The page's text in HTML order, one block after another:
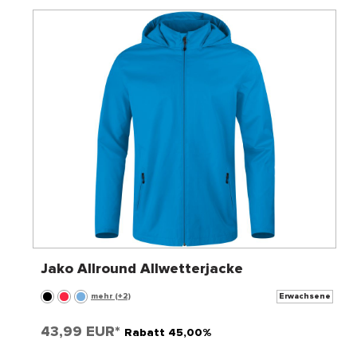
Jako Allround Allwetterjacke
mehr (+2) Erwachsene
43,99 EUR* Rabatt 45,00%